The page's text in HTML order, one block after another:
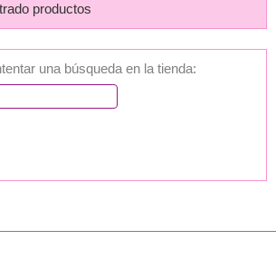
productos
una búsqueda en la tienda: